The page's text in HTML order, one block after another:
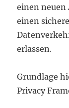
einen neuen
einen
erlassen.
Grundlage
Privacy